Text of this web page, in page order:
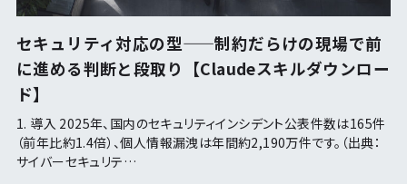
セキュリティ対応の型——制約だらけの現場で前
に進める判断と段取り【Claudeスキルダウンロー
ド】
1. 導入 2025年、国内のセキュリティインシデント公表件数は165件
（前年比約1.4倍）、個人情報漏洩は年間約2,190万件です。（出典：
サイバーセキュリテ…